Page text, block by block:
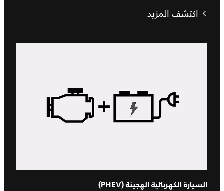
اكتشف المزيد
السيارة الكهربائية الهجينة (PHEV)